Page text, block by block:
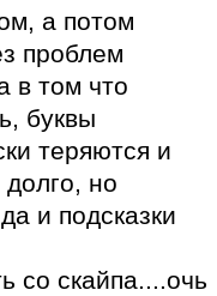
а потом
проблем
в том что
буквы
теряются и
но
и подсказки
со скайпа....очь